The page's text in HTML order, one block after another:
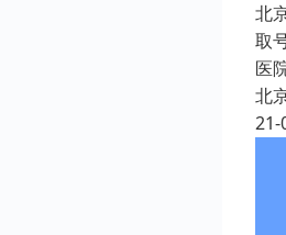
北
取
医
北
21-